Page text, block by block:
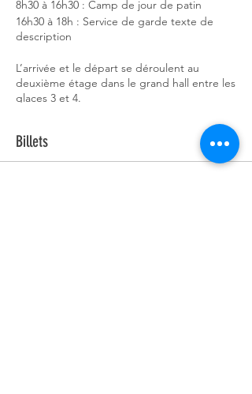
8h30 à 16h30 : Camp de jour de patin
16h30 à 18h : Service de garde texte de
description
L’arrivée et le départ se déroulent au
deuxième étage dans le grand hall entre les
glaces 3 et 4.
Frédérique Chapdelaine, 514-953-7495,
camp.patin.cpab@gmail.com
Billets